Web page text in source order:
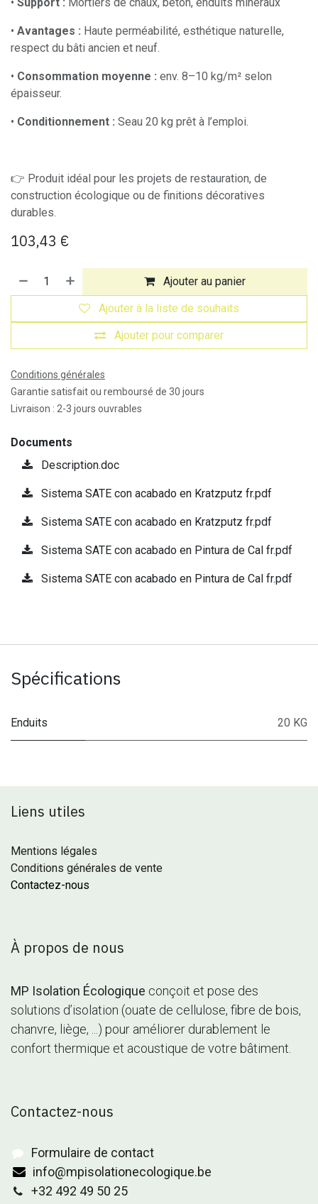
• Avantages : Haute perméabilité, esthétique naturelle,
respect du bâti ancien et neuf.
• Consommation moyenne : env. 8–10 kg/m² selon
épaisseur.
• Conditionnement : Seau 20 kg prêt à l’emploi.
👉 Produit idéal pour les projets de restauration, de
construction écologique ou de finitions décoratives
durables.
103,43 €
Ajouter au panier
Ajouter pour comparer
Ajouter à la liste de souhaits
Conditions générales
Garantie satisfait ou remboursé de 30 jours
Livraison : 2-3 jours ouvrables
Documents
Description.doc
Sistema SATE con acabado en Kratzputz fr.pdf
Sistema SATE con acabado en Kratzputz fr.pdf
Sistema SATE con acabado en Pintura de Cal fr.pdf
Sistema SATE con acabado en Pintura de Cal fr.pdf
Spécifications
Enduits 20 KG
Liens utiles
Mentions légales
Conditions générales de vente
Contactez-nous
À propos de nous
MP Isolation Écologique conçoit et pose des
solutions d’isolation (ouate de cellulose, fibre de bois,
chanvre, liège, ...) pour améliorer durablement le
confort thermique et acoustique de votre bâtiment.
Contactez-nous
Formulaire de contact
info@mpisolationecologique.be
+32 492 49 50 25